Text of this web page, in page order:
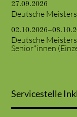
27.09.2026
Deutsche
Deutsche
Senior*innen
Servicestelle